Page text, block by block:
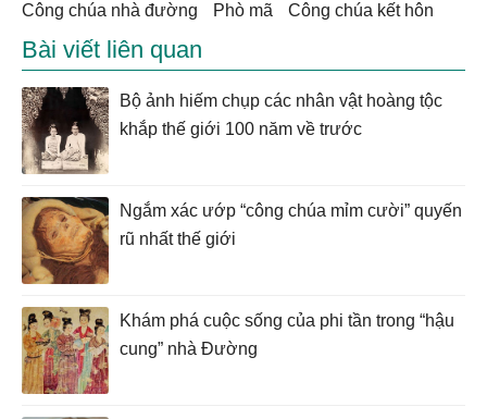
công chúa nhà đường
phò mã công chúa kết hôn
Bài viết liên quan
Bộ ảnh hiếm chụp các nhân vật hoàng tộc
khắp thế giới 100 năm về trước
Ngắm xác ướp “công chúa mỉm cười” quyến
rũ nhất thế giới
Khám phá cuộc sống của phi tần trong “hậu
cung” nhà Đường